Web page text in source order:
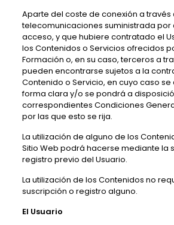
Aparte del coste de conexión a través
telecomunicaciones suministrada
acceso, y que hubiere contratado el
los Contenidos o Servicios ofrecidos
Formación o, en su caso, terceros a
pueden encontrarse sujetos a la
Contenido o Servicio, en cuyo caso
forma clara y/o se pondrá a
correspondientes Condiciones
por las que esto se rija.
La utilización de alguno de los
Sitio Web podrá hacerse mediante la
registro previo del Usuario.
La utilización de los Contenidos no
suscripción o registro alguno.
El Usuario